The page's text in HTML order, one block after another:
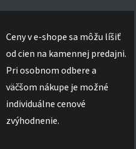
Ceny v e-shope sa môžu líšiť
od cien na kamennej predajni.
Pri osobnom odbere a
väčšom nákupe je možné
individuálne cenové
zvýhodnenie.